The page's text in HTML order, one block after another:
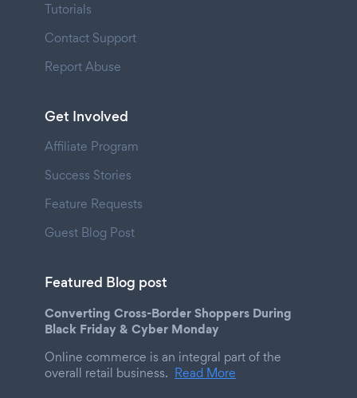
Tutorials
Contact Support
Report Abuse
Get Involved
Affiliate Program
Success Stories
Feature Requests
Guest Blog Post
Featured Blog post
Converting Cross-Border Shoppers During
Black Friday & Cyber Monday
Online commerce is an integral part of the
overall retail business. Read More